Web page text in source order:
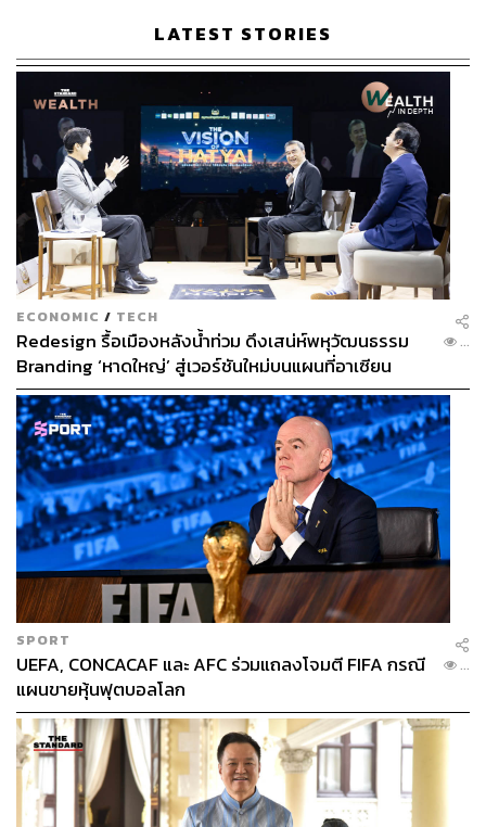
LATEST STORIES
ECONOMIC / TECH
Redesign รื้อเมืองหลังน้ำท่วม ดึงเสน่ห์พหุวัฒนธรรม
Branding ‘หาดใหญ่’ สู่เวอร์ชันใหม่บนแผนที่อาเซียน
...
SPORT
UEFA, CONCACAF และ AFC ร่วมแถลงโจมตี FIFA กรณี
แผนขายหุ้นฟุตบอลโลก
...